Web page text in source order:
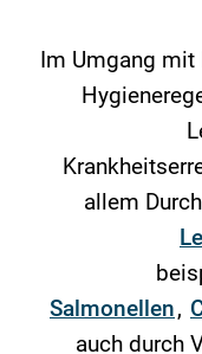
Im Umgang
allem
Salmonellen,
auch durch